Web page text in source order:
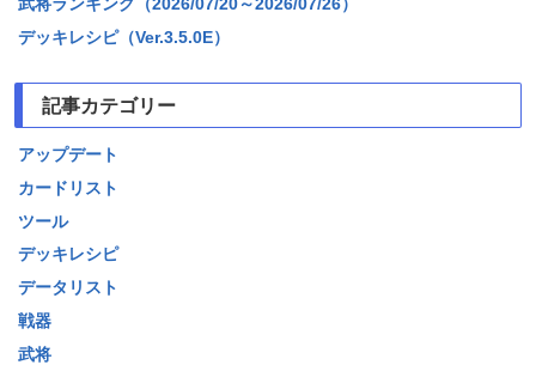
デッキレシピ（Ver.3.5.0E）
記事カテゴリー
アップデート
カードリスト
ツール
デッキレシピ
データリスト
戦器
武将